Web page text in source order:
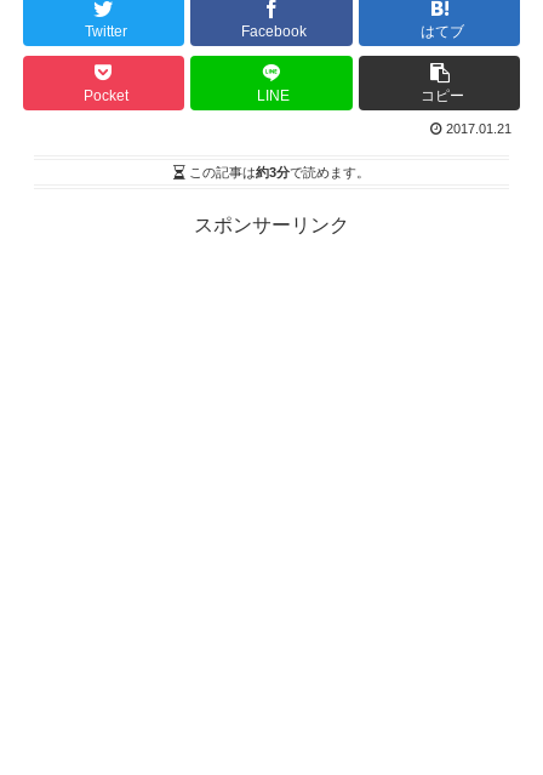
Twitter Facebook はてブ
Pocket LINE コピー
2017.01.21
この記事は約3分で読めます。
スポンサーリンク